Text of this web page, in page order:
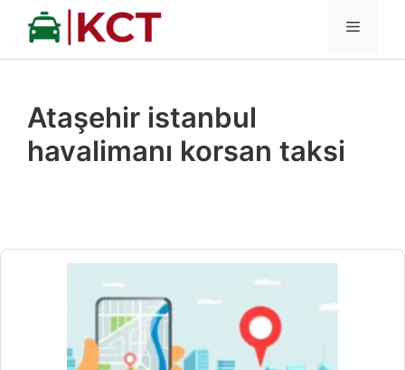
İçeriğe
MENÜ
Ataşehir istanbul
havalimanı korsan taksi